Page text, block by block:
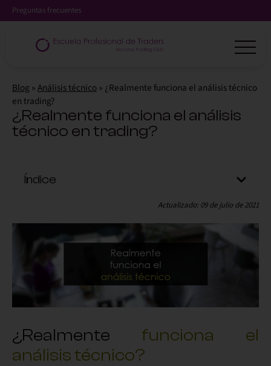
Preguntas frecuentes
Blog »Análisis técnico» ¿Realmente funciona el análisis técnico
en trading?
¿Realmente funciona el análisis
técnico en trading?
Índice
Actualizado: 09 de julio de 2021
¿Realmente funciona el
análisis técnico?